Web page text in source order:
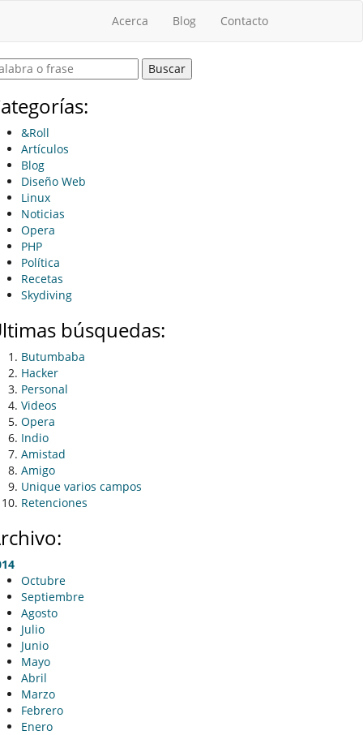
Acerca (actual)
Blog Contacto
&Roll
Artículos
Blog
Diseño Web
Linux
Noticias
Opera
PHP
Política
Recetas
Skydiving
búsquedas:
Butumbaba
Hacker
Personal
Videos
Opera
Indio
Amistad
Amigo
Unique varios campos
Retenciones
Octubre
Septiembre
Agosto
Julio
Junio
Mayo
Abril
Marzo
Febrero
Enero